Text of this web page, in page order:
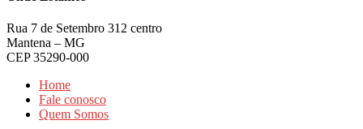
Rua 7 de Setembro 312 centro
Mantena – MG
CEP 35290-000
Home
Fale conosco
Quem Somos